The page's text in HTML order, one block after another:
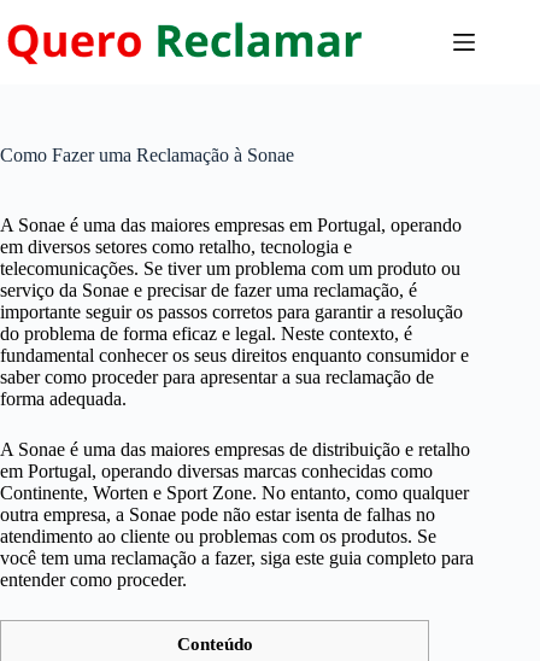
para
o
Como Fazer uma Reclamação à Sonae
A Sonae é uma das maiores empresas em Portugal, operando
em diversos setores como retalho, tecnologia e
telecomunicações. Se tiver um problema com um produto ou
serviço da Sonae e precisar de fazer uma reclamação, é
importante seguir os passos corretos para garantir a resolução
do problema de forma eficaz e legal. Neste contexto, é
fundamental conhecer os seus direitos enquanto consumidor e
saber como proceder para apresentar a sua reclamação de
forma adequada.
A Sonae é uma das maiores empresas de distribuição e retalho
em Portugal, operando diversas marcas conhecidas como
Continente, Worten e Sport Zone. No entanto, como qualquer
outra empresa, a Sonae pode não estar isenta de falhas no
atendimento ao cliente ou problemas com os produtos. Se
você tem uma reclamação a fazer, siga este guia completo para
entender como proceder.
Conteúdo